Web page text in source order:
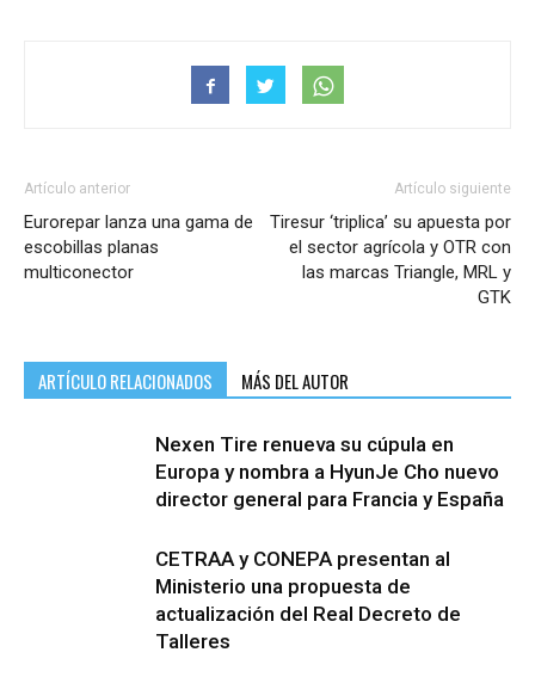
Artículo anterior
Eurorepar lanza una gama de
escobillas planas
multiconector
Artículo siguiente
Tiresur ‘triplica’ su apuesta por
el sector agrícola y OTR con
las marcas Triangle, MRL y
GTK
ARTÍCULO RELACIONADOS MÁS DEL AUTOR
Nexen Tire renueva su cúpula en
Europa y nombra a HyunJe Cho nuevo
director general para Francia y España
CETRAA y CONEPA presentan al
Ministerio una propuesta de
actualización del Real Decreto de
Talleres